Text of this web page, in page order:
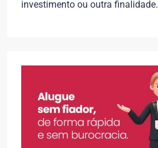
investimento ou outra finalidade.